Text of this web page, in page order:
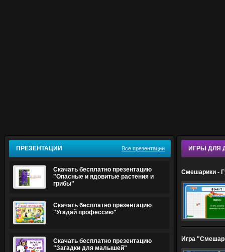
ПРЕЗЕНТАЦИИ Все презентации
Скачать бесплатно презентацию
"Опасные и ядовитые растения и
грибы"
Скачать бесплатно презентацию
"Угадай профессию"
Скачать бесплатно презентацию
"Загадки для малышей"
ИГРЫ ДЛЯ
Смешарики -
Игра